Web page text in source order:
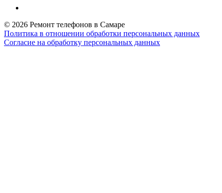
© 2026 Ремонт телефонов в Самаре
Политика в отношении обработки персональных данных
Согласие на обработку персональных данных